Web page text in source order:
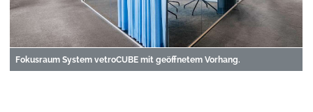
Fokusraum System vetroCUBE mit geöffnetem Vorhang.